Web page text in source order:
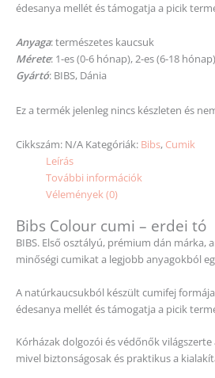
édesanya mellét és támogatja a picik
Anyaga: természetes kaucsuk
Mérete: 1-es (0-6 hónap), 2-es (6-18 hónap)
Gyártó: BIBS, Dánia
Ez a termék jelenleg nincs készleten és
Cikkszám: N/A Kategóriák: Bibs, Cumik
Leírás
További információk
Vélemények (0)
Bibs Colour cumi – erdei tó
BIBS. Első osztályú, prémium dán márka,
minőségi cumikat a legjobb anyagokból
A natúrkaucsukból készült cumifej
édesanya mellét és támogatja a picik
Kórházak dolgozói és védőnők világszerte
mivel biztonságosak és praktikus a